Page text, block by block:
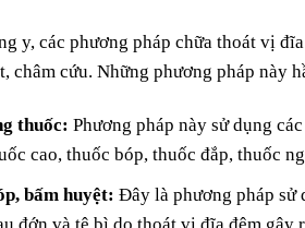
y, các phương pháp chữa thoát vị
châm cứu. Những phương pháp này
thuốc: Phương pháp này sử dụng
cao, thuốc bóp, thuốc đắp, thuốc
bấm huyệt: Đây là phương pháp sử